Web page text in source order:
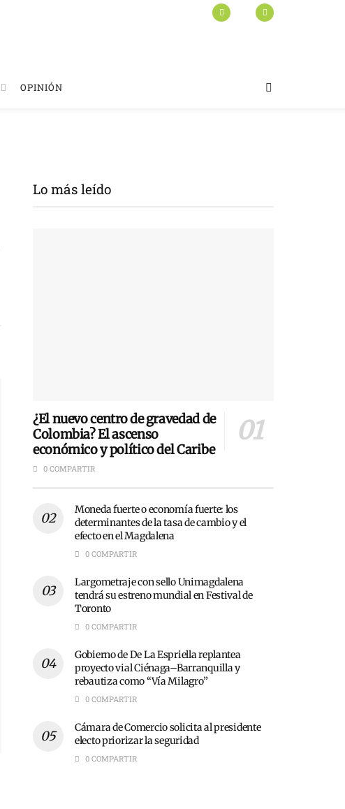
OPINIÓN
Lo más leído
¿El nuevo centro de gravedad de
Colombia? El ascenso
económico y político del Caribe
0 COMPARTIR
Moneda fuerte o economía fuerte: los
determinantes de la tasa de cambio y el
efecto en el Magdalena
0 COMPARTIR
Largometraje con sello Unimagdalena
tendrá su estreno mundial en Festival de
Toronto
0 COMPARTIR
Gobierno de De La Espriella replantea
proyecto vial Ciénaga–Barranquilla y
rebautiza como “Vía Milagro”
0 COMPARTIR
Cámara de Comercio solicita al presidente
electo priorizar la seguridad
0 COMPARTIR